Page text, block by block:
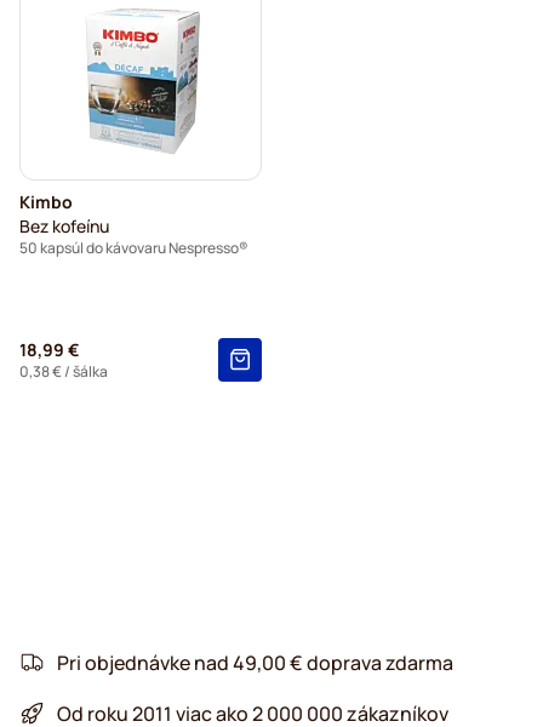
Kimbo
Bez kofeínu
50 kapsúl do kávovaru Nespresso®
18,99 €
0,38 €/ šálka
Pri objednávke nad 49,00 € doprava zdarma
Od roku 2011 viac ako 2 000 000 zákazníkov